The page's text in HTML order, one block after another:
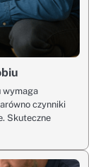
wymaga
czynniki
Skuteczne